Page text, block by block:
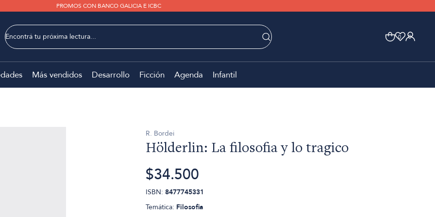
PROMOS CON BANCO GALICIA E ICBC
0 0
Más vendidos Desarrollo Ficción Agenda Infantil
R. Bordei
Hölderlin: La filosofia y lo tragico
$34.500
ISBN: 8477745331
Temática: Filosofia